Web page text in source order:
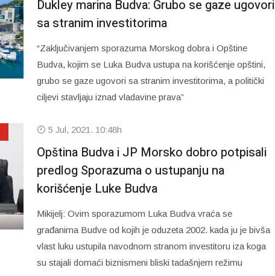
Dukley marina Budva: Grubo se gaze ugovori
sa stranim investitorima
“Zaključivanjem sporazuma Morskog dobra i Opštine
Budva, kojim se Luka Budva ustupa na korišćenje opštini,
grubo se gaze ugovori sa stranim investitorima, a politički
ciljevi stavljaju iznad vladavine prava”
5 Jul, 2021. 10:48h
Opština Budva i JP Morsko dobro potpisali
predlog Sporazuma o ustupanju na
korišćenje Luke Budva
Mikijelj: Ovim sporazumom Luka Budva vraća se
građanima Budve od kojih je oduzeta 2002. kada ju je bivša
vlast luku ustupila navodnom stranom investitoru iza koga
su stajali domaći biznismeni bliski tadašnjem režimu